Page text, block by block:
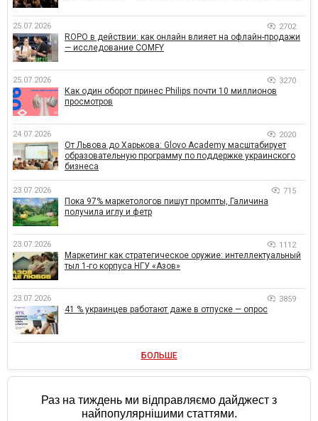
25.07.2026 2702
ROPO в действии: как онлайн влияет на офлайн-продажи
— исследование COMFY
25.07.2026 3270
Как один оборот принес Philips почти 10 миллионов
просмотров
24.07.2026 2020
От Львова до Харькова: Glovo Academy масштабирует
образовательную программу по поддержке украинского
бизнеса
23.07.2026 715
Пока 97% маркетологов пишут промпты, Галичина
получила иглу и фетр
23.07.2026 1112
Маркетинг как стратегическое оружие: интеллектуальный
тыл 1-го корпуса НГУ «Азов»
23.07.2026 3859
41 % украинцев работают даже в отпуске — опрос
БОЛЬШЕ
Раз на тиждень ми відправляємо дайджест з
найпопулярнішими статтями.